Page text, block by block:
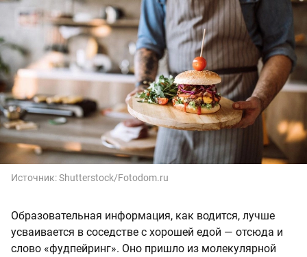
Источник:Shutterstock/Fotodom.ru
Образовательная информация, как водится, лучше
усваивается в соседстве с хорошей едой — отсюда и
слово «фудпейринг». Оно пришло из молекулярной